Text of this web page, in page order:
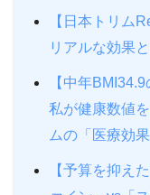
【日本トリム
リアルな効果
【中年
私が健康数値
ムの「医療効
【予算を抑え